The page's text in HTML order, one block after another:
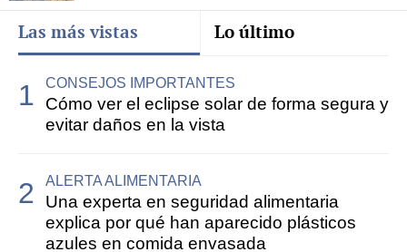
Las más vistas Lo último
CONSEJOS IMPORTANTES
Cómo ver el eclipse solar de forma segura y
evitar daños en la vista
ALERTA ALIMENTARIA
Una experta en seguridad alimentaria
explica por qué han aparecido plásticos
azules en comida envasada